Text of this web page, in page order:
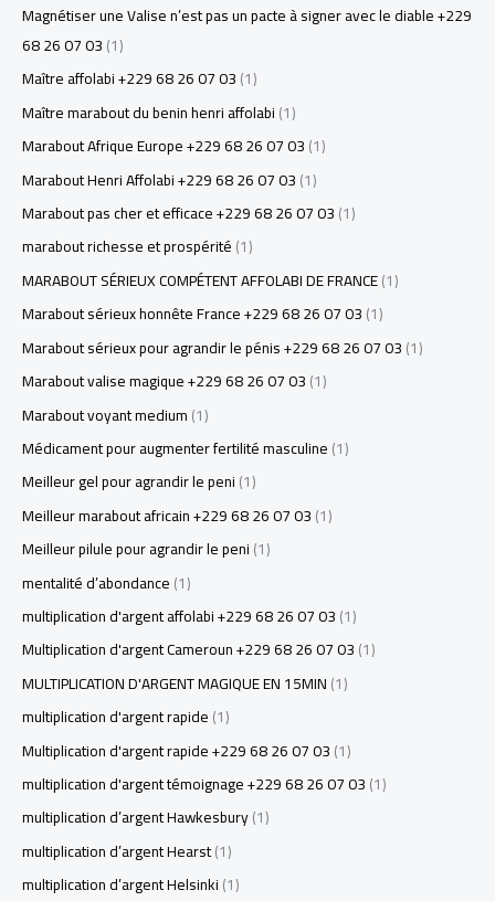
Magnétiser une Valise n’est pas un pacte à signer avec le diable +229
68 26 07 03(1)
Maître affolabi +229 68 26 07 03(1)
Maître marabout du benin henri affolabi(1)
Marabout Afrique Europe +229 68 26 07 03(1)
Marabout Henri Affolabi +229 68 26 07 03(1)
Marabout pas cher et efficace +229 68 26 07 03(1)
marabout richesse et prospérité(1)
MARABOUT SÉRIEUX COMPÉTENT AFFOLABI DE FRANCE(1)
Marabout sérieux honnête France +229 68 26 07 03(1)
Marabout sérieux pour agrandir le pénis +229 68 26 07 03(1)
Marabout valise magique +229 68 26 07 03(1)
Marabout voyant medium(1)
Médicament pour augmenter fertilité masculine(1)
Meilleur gel pour agrandir le peni(1)
Meilleur marabout africain +229 68 26 07 03(1)
Meilleur pilule pour agrandir le peni(1)
mentalité d’abondance(1)
multiplication d'argent affolabi +229 68 26 07 03(1)
Multiplication d'argent Cameroun +229 68 26 07 03(1)
MULTIPLICATION D'ARGENT MAGIQUE EN 15MIN(1)
multiplication d'argent rapide(1)
Multiplication d'argent rapide +229 68 26 07 03(1)
multiplication d'argent témoignage +229 68 26 07 03(1)
multiplication d’argent Hawkesbury(1)
multiplication d’argent Hearst(1)
multiplication d’argent Helsinki(1)